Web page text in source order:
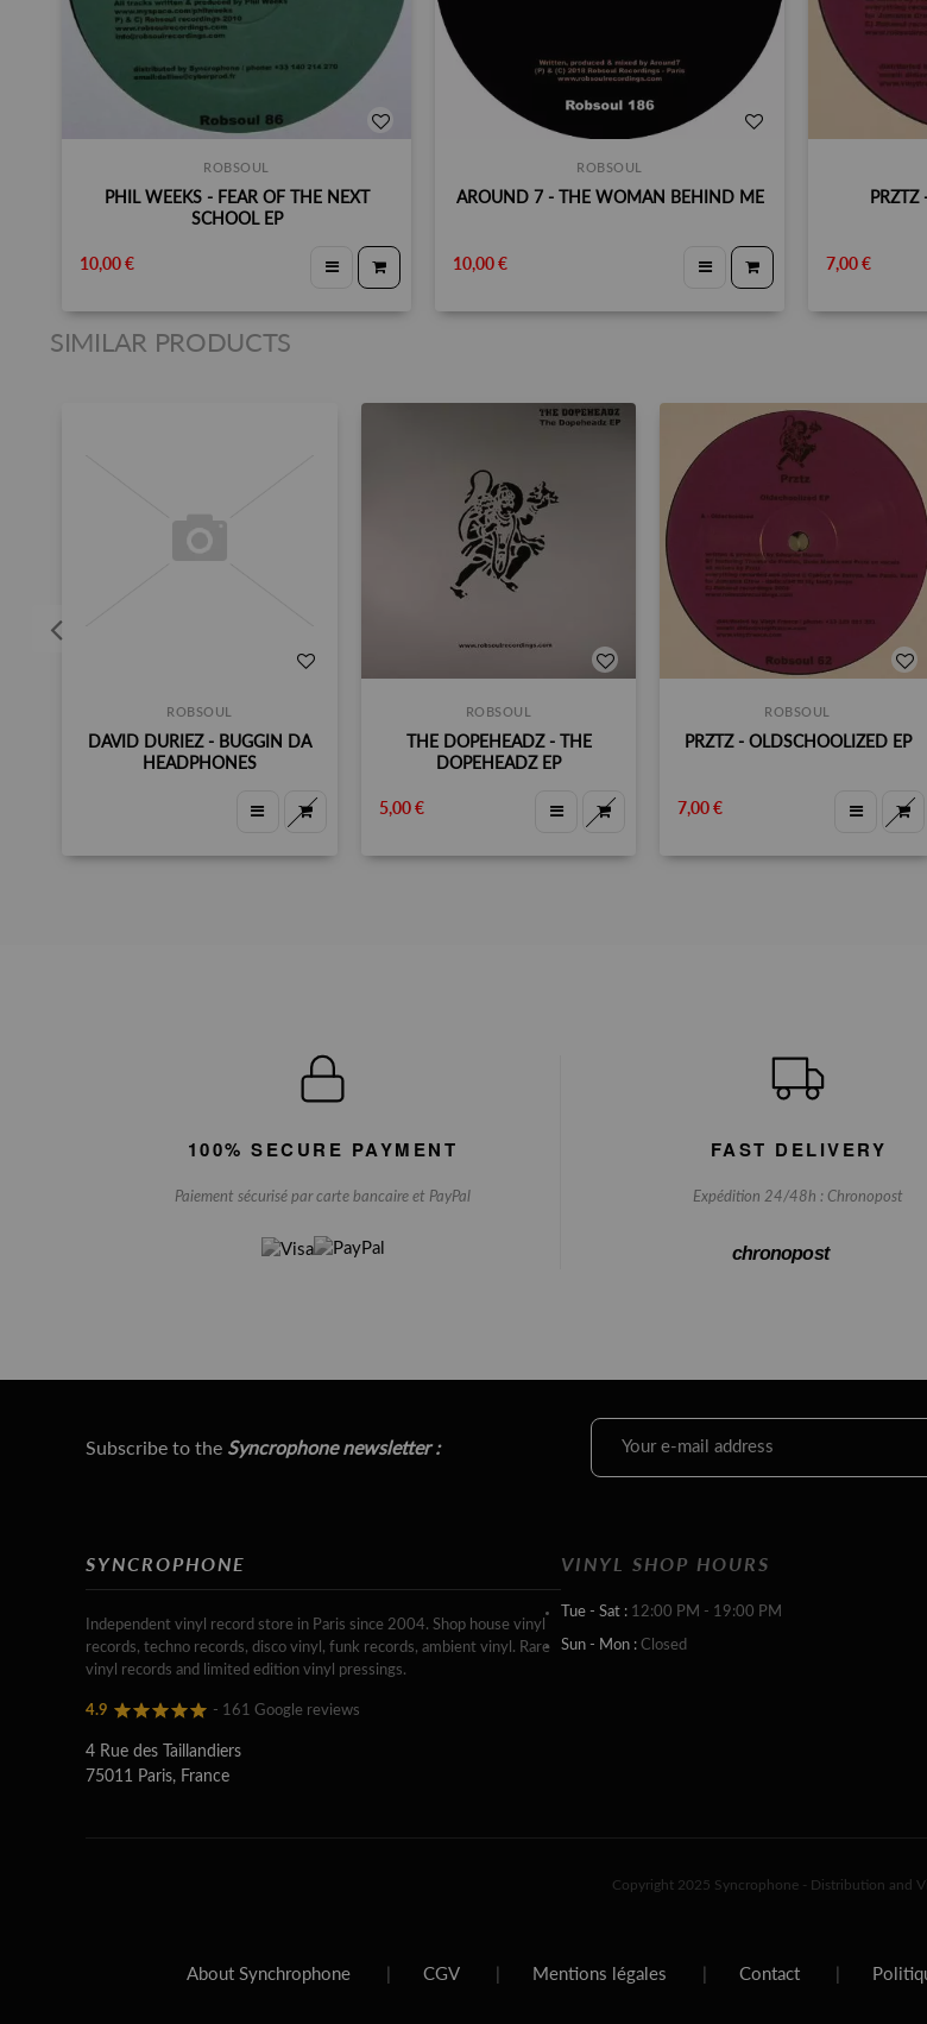
ROBSOUL
PHIL WEEKS - FEAR OF THE NEXT
SCHOOL EP
10,00 €
ROBSOUL
AROUND 7 - THE WOMAN BEHIND ME
10,00 €
PRZTZ
7,00 €
SIMILAR PRODUCTS
ROBSOUL
DAVID DURIEZ - BUGGIN DA
HEADPHONES
ROBSOUL
THE DOPEHEADZ - THE
DOPEHEADZ EP
5,00 €
ROBSOUL
PRZTZ - OLDSCHOOLIZED EP
7,00 €
100% SECURE PAYMENT
Paiement sécurisé par carte bancaire et PayPal
FAST DELIVERY
Expédition 24/48h : Chronopost
chronopost
Subscribe to the Syncrophone newsletter :
SYNCROPHONE
Independent vinyl record store in Paris since 2004. Shop house vinyl
records, techno records, disco vinyl, funk records, ambient vinyl. Rare
vinyl records and limited edition vinyl pressings.
4.9 - 161 Google reviews
4 Rue des Taillandiers
75011 Paris, France
VINYL SHOP HOURS
Tue - Sat : 12:00 PM - 19:00 PM
Sun - Mon : Closed
Copyright 2025 Syncrophone - Distribution and
About Synchrophone | CGV | Mentions légales | Contact |